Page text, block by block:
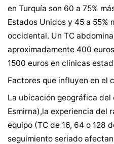
en Turquía son 60 a 75%
Estados Unidos y 45 a 55%
occidental. Un TC
aproximadamente 400
1500 euros en clínicas
Factores que influyen en el
La ubicación geográfica del
Esmirna),la experiencia del
equipo (TC de 16, 64 o 128
seguimiento seriado